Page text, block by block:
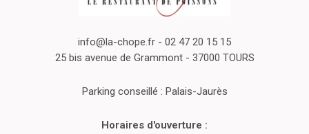
info@la-chope.fr - 02 47 20 15 15
25 bis avenue de Grammont - 37000 TOURS
Parking conseillé : Palais-Jaurès
Horaires d'ouverture :